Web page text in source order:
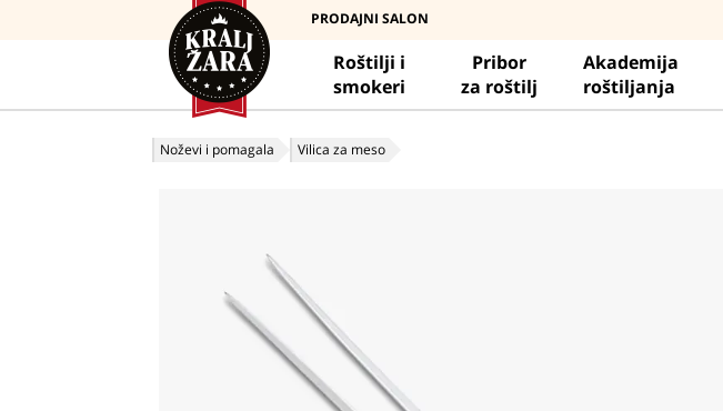
PRODAJNI SALON
Roštilji i
smokeri
Pribor
za roštilj
Akademija
roštiljanja
Noževi i pomagala Vilica za meso